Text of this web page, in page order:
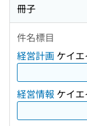
冊子
件名標目
経営計画 ケイ
経営情報 ケイ